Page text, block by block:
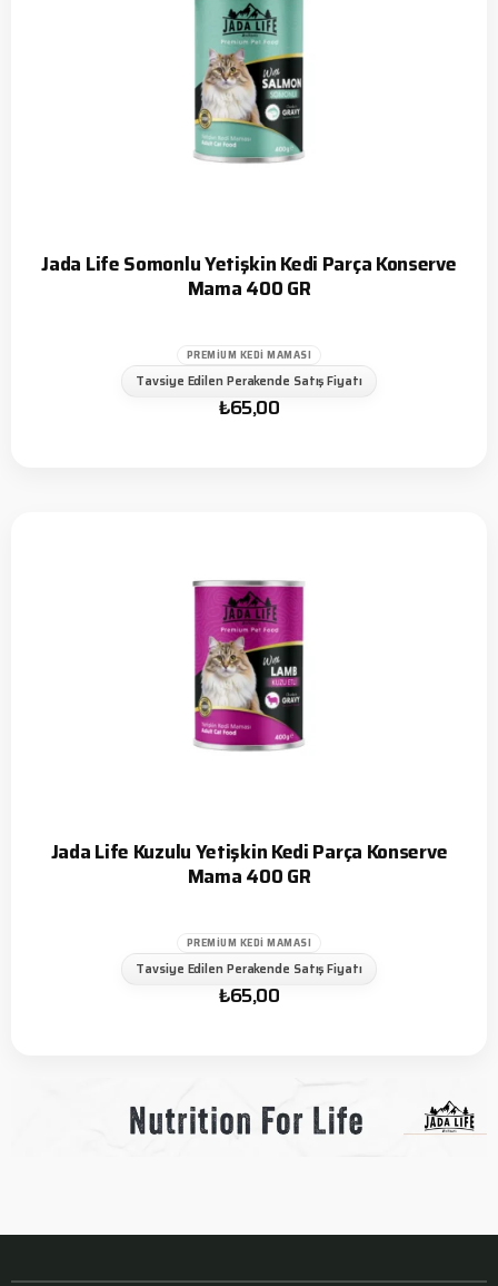
Jada Life Somonlu Yetişkin Kedi Parça Konserve
Mama 400 GR
PREMIUM KEDI MAMASI
Tavsiye Edilen Perakende Satış Fiyatı
₺65,00
Jada Life Kuzulu Yetişkin Kedi Parça Konserve
Mama 400 GR
PREMIUM KEDI MAMASI
Tavsiye Edilen Perakende Satış Fiyatı
₺65,00